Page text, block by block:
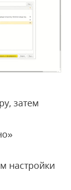
затем
настройки